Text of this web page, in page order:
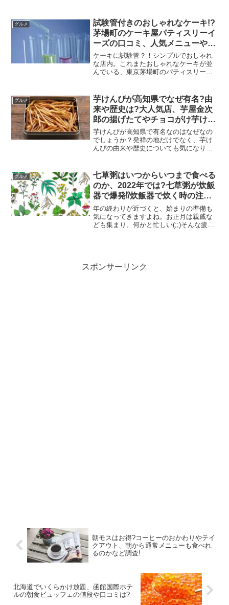
ーガー」↓3/18発売決定！＼明太マヨタル
タルエビバーガー／サ...
グルメ
試験管付きのおしゃれなケーキ!?
茅場町のケーキ屋パティスリーイ
ーズの口コミ、人気メニューや値
段は？他にも店舗はある？
ケーキに試験管？！シンプルでおしゃれ
な店内。これまたおしゃれなケーキが並
んでいる、東京茅場町のパティスリーイ
さんが営んでいます。そこで話題となっ
ているのが、試験管付きお...
グルメ
芋けんぴが高知県でなぜ有名?由
来や歴史は?大人気店、芋屋金次
郎の揚げたてやチョコがけ芋けん
ぴの口コミ、値段や賞味期限も!
芋けんぴが高知県で有名なのはなぜなの
でしょうか？発祥の地だけでなく、芋け
んぴの由来や歴史についても気になりま
気！一体どんな味なのでしょうか？金次
郎の昔ながらの芋けんぴは...
グルメ
七草粥はいつからいつまで食べる
のか、2022年では?七草粥が炊飯
器で爆発⁉︎炊飯器で炊く時の注意
点!七草粥の副菜や付け合わせな
ど、七草粥と何を食べるのかにつ
いても!
年の終わりが近づくと、始まりの準備も
気になってきますよね。お正月は親戚な
ども集まり、何かと忙しい(;;)そんな疲れ
スポンサーリンク
朝モスはお得?コーヒーのおかわりやテイ
クアウト、朝から通常メニューも食べれ
るのかなど調査!
北海道でいくらかけ放題、函館国際ホテ
ルの朝食ビュッフェの値段や口コミは?